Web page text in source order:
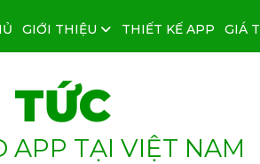
GIỚI THIỆU THIẾT KẾ APP GIÁ
APP TẠI VIỆT NAM